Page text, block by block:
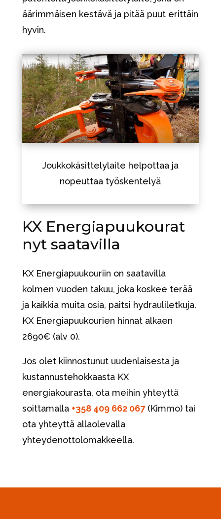
äärimmäisen kestävä ja pitää puut erittäin
hyvin.
Joukkokäsittelylaite helpottaa ja
nopeuttaa työskentelyä
KX Energiapuukourat
nyt saatavilla
KX Energiapuukouriin on saatavilla
kolmen vuoden takuu, joka koskee terää
ja kaikkia muita osia, paitsi hydrauliletkuja.
KX Energiapuukourien hinnat alkaen
2690€ (alv 0).
Jos olet kiinnostunut uudenlaisesta ja
kustannustehokkaasta KX
energiakourasta, ota meihin yhteyttä
soittamalla +358 409 662 067(Kimmo) tai
ota yhteyttä allaolevalla
yhteydenottolomakkeella.